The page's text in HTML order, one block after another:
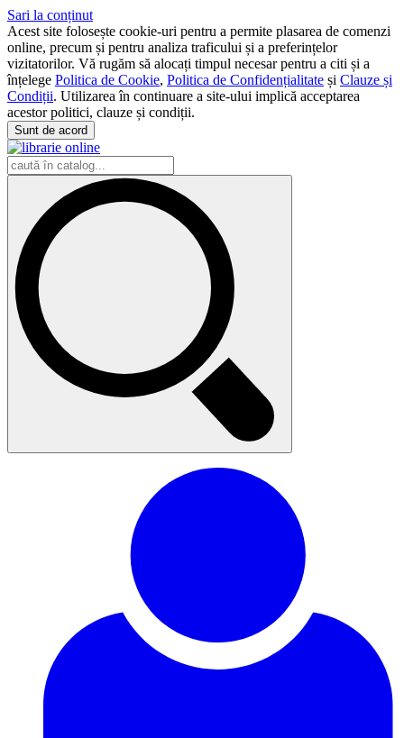
Sari la conținut
Acest site folosește cookie-uri pentru a permite plasarea de comenzi
online, precum și pentru analiza traficului și a preferințelor
vizitatorilor. Vă rugăm să alocați timpul necesar pentru a citi și a
înțelege Politica de Cookie, Politica de Confidențialitate și Clauze și
Condiții. Utilizarea în continuare a site-ului implică acceptarea
acestor politici, clauze și condiții.
Sunt de acord